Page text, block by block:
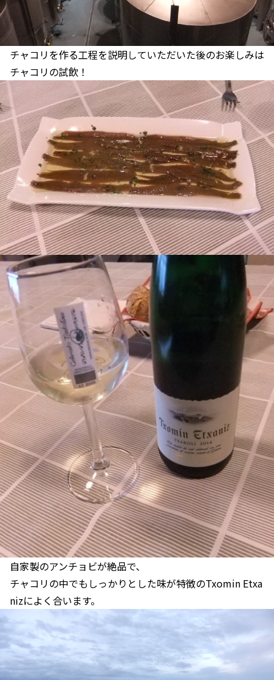
チャコリを作る工程を説明していただいた後のお楽しみは
チャコリの試飲！
自家製のアンチョビが絶品で、
チャコリの中でもしっかりとした味が特徴のTxomin Etxa
nizによく合います。